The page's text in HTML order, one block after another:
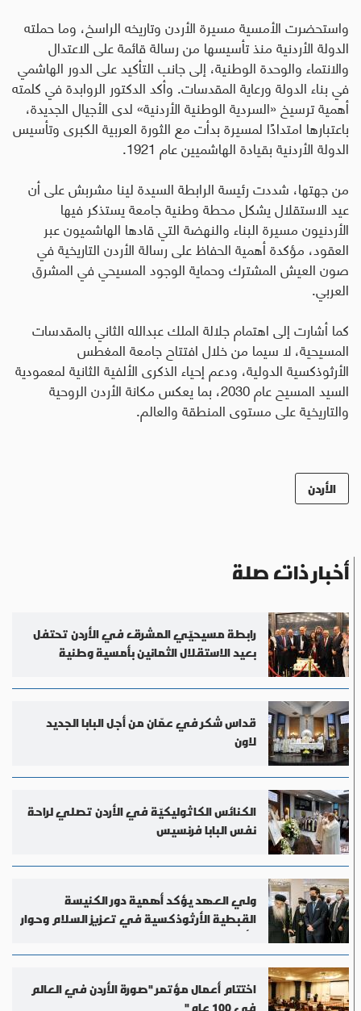
واستحضرت الأمسية مسيرة الأردن وتاريخه الراسخ، وما حملته
الدولة الأردنية منذ تأسيسها من رسالة قائمة على الاعتدال
والانتماء والوحدة الوطنية، إلى جانب التأكيد على الدور الهاشمي
في بناء الدولة ورعاية المقدسات. وأكد الدكتور الروابدة في كلمته
أهمية ترسيخ «السردية الوطنية الأردنية» لدى الأجيال الجديدة،
باعتبارها امتدادًا لمسيرة بدأت مع الثورة العربية الكبرى وتأسيس
الدولة الأردنية بقيادة الهاشميين عام 1921
.
من جهتها، شددت رئيسة الرابطة السيدة لينا مشربش على أن
عيد الاستقلال يشكل محطة وطنية جامعة يستذكر فيها
الأردنيون مسيرة البناء والنهضة التي قادها الهاشميون عبر
العقود، مؤكدة أهمية الحفاظ على رسالة الأردن التاريخية في
صون العيش المشترك وحماية الوجود المسيحي في المشرق
العربي.
كما أشارت إلى اهتمام جلالة الملك عبدالله الثاني بالمقدسات
المسيحية، لا سيما من خلال افتتاح جامعة المغطس
الأرثوذكسية الدولية، ودعم إحياء الذكرى الألفية الثانية لمعمودية
السيد المسيح عام 2030، بما يعكس مكانة الأردن الروحية
والتاريخية على مستوى المنطقة والعالم.
الأردن
أخبار ذات صلة
رابطة مسيحيّي المشرق في الأردن تحتفل
بعيد الاستقلال الثمانين بأمسية وطنية
‎قداس شكر في عمّان من أجل البابا الجديد
لاون
الكنائس الكاثوليكيّة في الأردن تصلي لراحة
نفس البابا فرنسيس
ولي العهد يؤكد أهمية دور الكنيسة
القبطية الأرثوذكسية في تعزيز السلام وحوار
الأديان
اختتام أعمال مؤتمر "صورة الأردن في العالم